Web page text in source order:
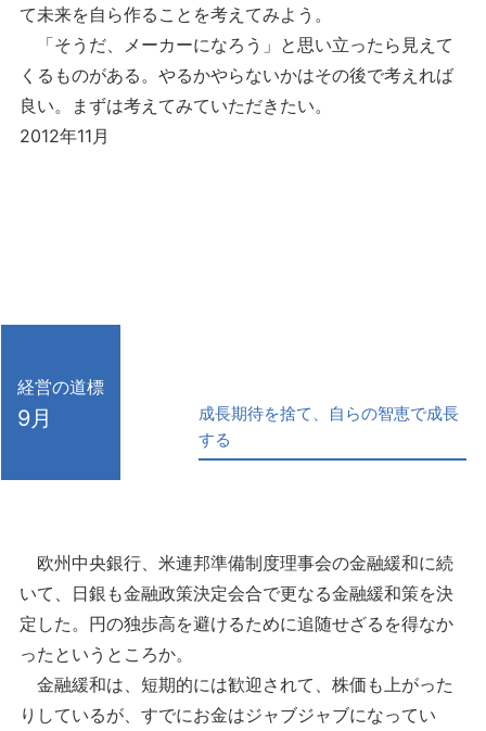
て未来を自ら作ることを考えてみよう。
「そうだ、メーカーになろう」と思い立ったら見えて
くるものがある。やるかやらないかはその後で考えれば
良い。まずは考えてみていただきたい。
2012年11月
経営の道標
9月
成長期待を捨て、自らの智恵で成長
する
欧州中央銀行、米連邦準備制度理事会の金融緩和に続
いて、日銀も金融政策決定会合で更なる金融緩和策を決
定した。円の独歩高を避けるために追随せざるを得なか
ったというところか。
金融緩和は、短期的には歓迎されて、株価も上がった
りしているが、すでにお金はジャブジャブになってい